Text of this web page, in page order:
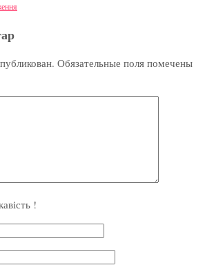
Обязательные поля помечены
!